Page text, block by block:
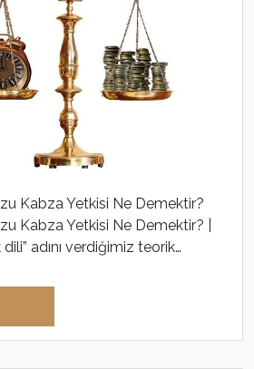
Kabza Yetkisi Ne Demektir?
Kabza Yetkisi Ne Demektir? |
adını verdiğimiz teorik…